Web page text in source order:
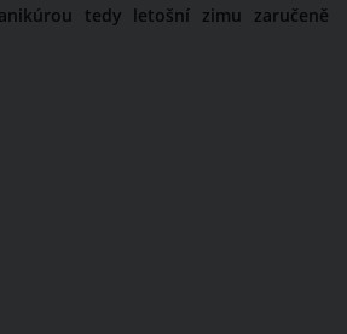
tedy letošní zimu zaručeně